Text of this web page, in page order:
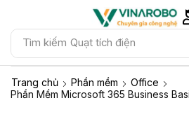
Tìm kiếm Quạt tích điện
Trang chủ Phần mềm
Office
Phần Mềm Microsoft 365 Business